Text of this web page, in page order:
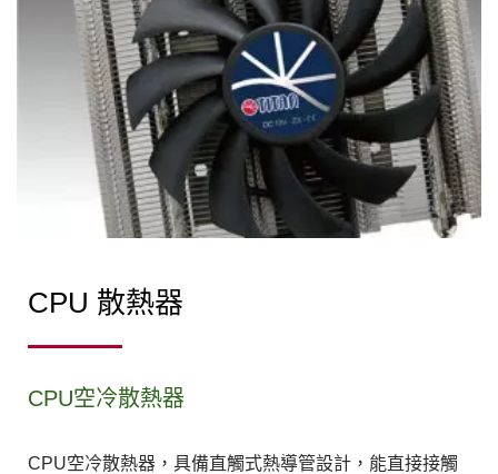
CPU 散熱器
CPU空冷散熱器
CPU空冷散熱器，具備直觸式熱導管設計，能直接接觸